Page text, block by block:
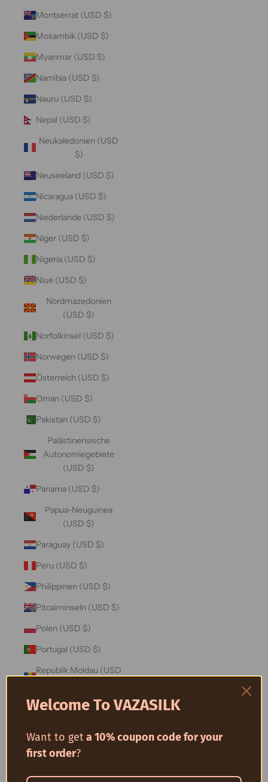
Montserrat (USD $)
Mosambik (USD $)
Myanmar (USD $)
Namibia (USD $)
Nauru (USD $)
Nepal (USD $)
Neukaledonien (USD
$)
Neuseeland (USD $)
Nicaragua (USD $)
Niederlande (USD $)
Niger (USD $)
Nigeria (USD $)
Niue (USD $)
Nordmazedonien
(USD $)
Norfolkinsel (USD $)
Norwegen (USD $)
Österreich (USD $)
Oman (USD $)
Pakistan (USD $)
Palästinensische
Autonomiegebiete
(USD $)
Panama (USD $)
Papua-Neuguinea
(USD $)
Paraguay (USD $)
Peru (USD $)
Philippinen (USD $)
Pitcairninseln (USD $)
Polen (USD $)
Portugal (USD $)
Republik Moldau (USD
Réunion (USD $)
Rumänien (USD $)
Welcome To VAZASILK
Want to geta 10% coupon code for your
first order?